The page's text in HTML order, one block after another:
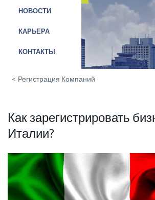
НОВОСТИ
КАРЬЕРА
КОНТАКТЫ
< Регистрация Компаний
Как зарегистрировать
Италии?